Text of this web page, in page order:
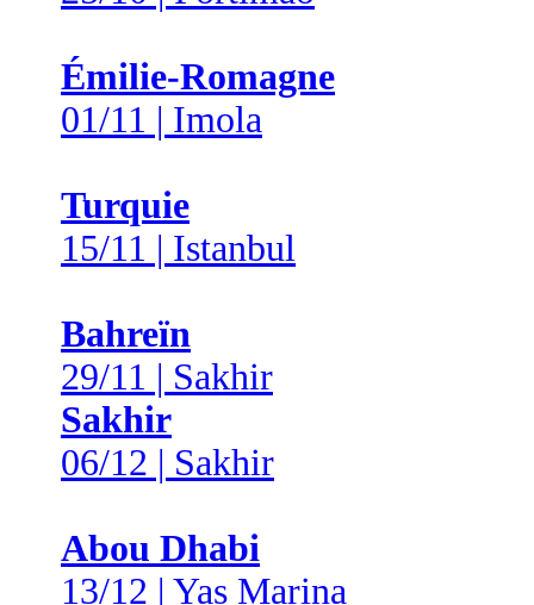
Émilie-Romagne
01/11 | Imola
Turquie
15/11 | Istanbul
Bahreïn
29/11 | Sakhir
Sakhir
06/12 | Sakhir
Abou Dhabi
13/12 | Yas Marina